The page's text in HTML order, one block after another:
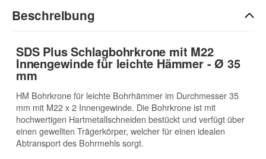
Beschreibung
SDS Plus Schlagbohrkrone mit M22
Innengewinde für leichte Hämmer - Ø 35
mm
HM Bohrkrone für leichte Bohrhämmer im Durchmesser 35
mm mit M22 x 2 Innengewinde. Die Bohrkrone ist mit
hochwertigen Hartmetallschneiden bestückt und verfügt über
einen gewellten Trägerkörper, welcher für einen idealen
Abtransport des Bohrmehls sorgt.